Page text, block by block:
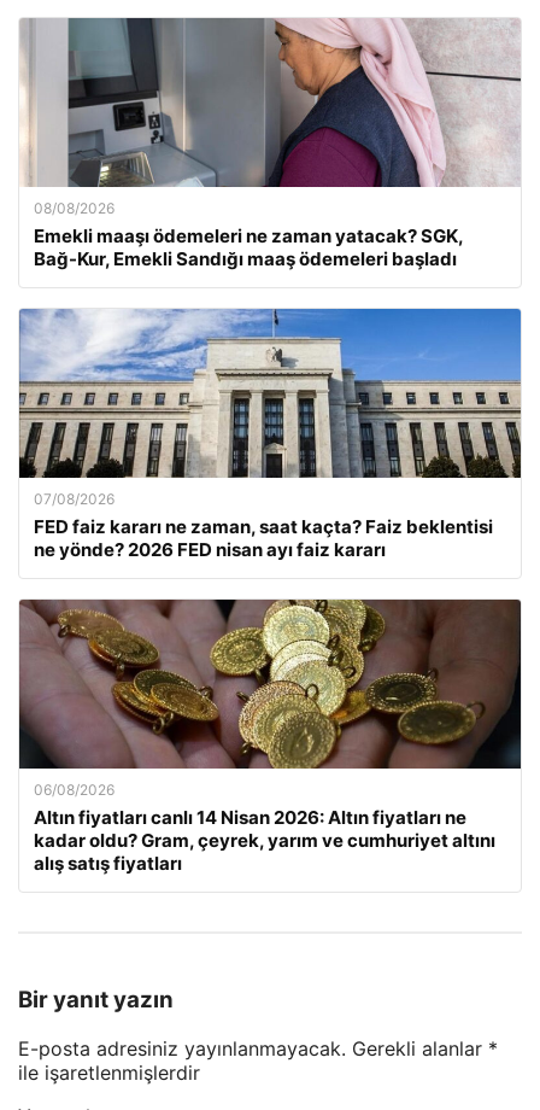
08/08/2026
Emekli maaşı ödemeleri ne zaman yatacak? SGK,
Bağ-Kur, Emekli Sandığı maaş ödemeleri başladı
07/08/2026
FED faiz kararı ne zaman, saat kaçta? Faiz beklentisi
ne yönde? 2026 FED nisan ayı faiz kararı
06/08/2026
Altın fiyatları canlı 14 Nisan 2026: Altın fiyatları ne
kadar oldu? Gram, çeyrek, yarım ve cumhuriyet altını
alış satış fiyatları
Bir yanıt yazın
E-posta adresiniz yayınlanmayacak. Gerekli alanlar *
ile işaretlenmişlerdir